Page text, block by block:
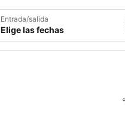
Entrada/salida
Elige las fechas